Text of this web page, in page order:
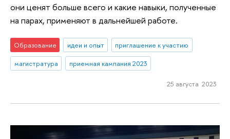
они ценят больше всего и какие навыки, полученные
на парах, применяют в дальнейшей работе.
Образование идеи и опыт
приглашение к участию
магистратура
приемная кампания 2023
25 августа 2023